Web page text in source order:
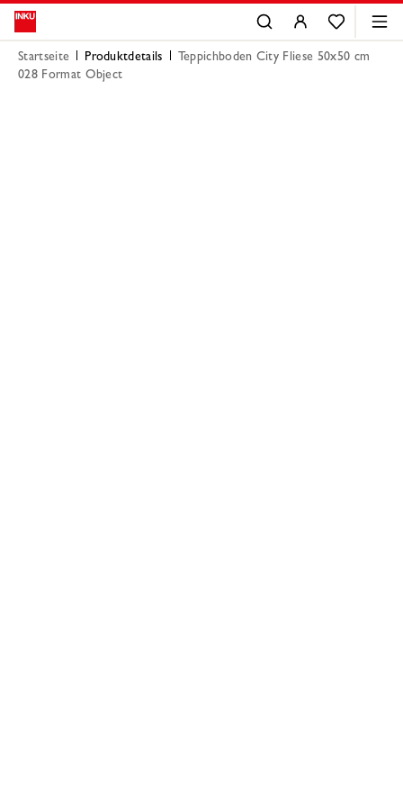
Startseite Produktdetails
Teppichboden City Fliese 50x50 cm
028 Format Object